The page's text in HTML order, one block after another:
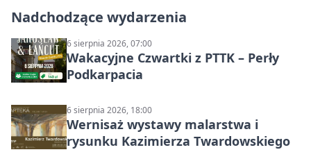
Nadchodzące wydarzenia
6 sierpnia 2026, 07:00
Wakacyjne Czwartki z PTTK – Perły
Podkarpacia
6 sierpnia 2026, 18:00
Wernisaż wystawy malarstwa i
rysunku Kazimierza Twardowskiego